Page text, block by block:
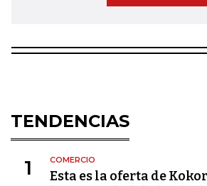
TENDENCIAS
1 COMERCIO
Esta es la oferta de